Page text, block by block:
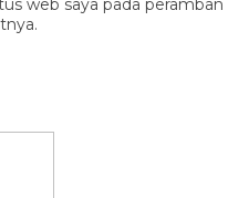
web saya pada peramban